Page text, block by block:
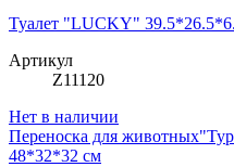
Туалет "LUCKY"
Артикул
Z11120
Нет в наличии
Переноска для
48*32*32 см